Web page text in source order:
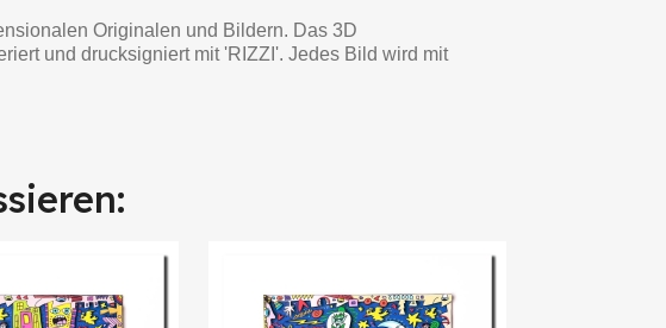
Originalen und Bildern. Das 3D
und drucksigniert mit 'RIZZI'. Jedes Bild wird mit